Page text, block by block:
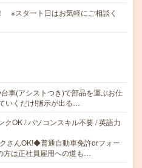
※スタート日はお気軽にご相談く
車(アシストつき)で部品を運ぶお仕
いくだけ!指示が出る…
クOK / パソコンスキル不要 / 英語力
さんOK!◆普通自動車免許orフォー
方は正社員雇用への道も…